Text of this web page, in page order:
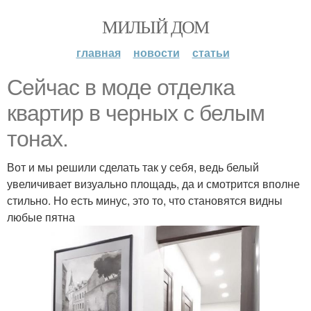
МИЛЫЙ ДОМ
главная новости статьи
Сейчас в моде отделка
квартир в черных с белым
тонах.
Вот и мы решили сделать так у себя, ведь белый
увеличивает визуально площадь, да и смотрится вполне
стильно. Но есть минус, это то, что становятся видны
любые пятна